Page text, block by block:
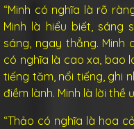
“Minh có nghĩa là rõ
Minh là hiểu biết, sáng
sáng, ngay thẳng. Minh
có nghĩa là cao xa, bao
tiếng tăm, nổi tiếng, ghi
điềm lành. Minh là lời thề
“Thảo có nghĩa là hoa